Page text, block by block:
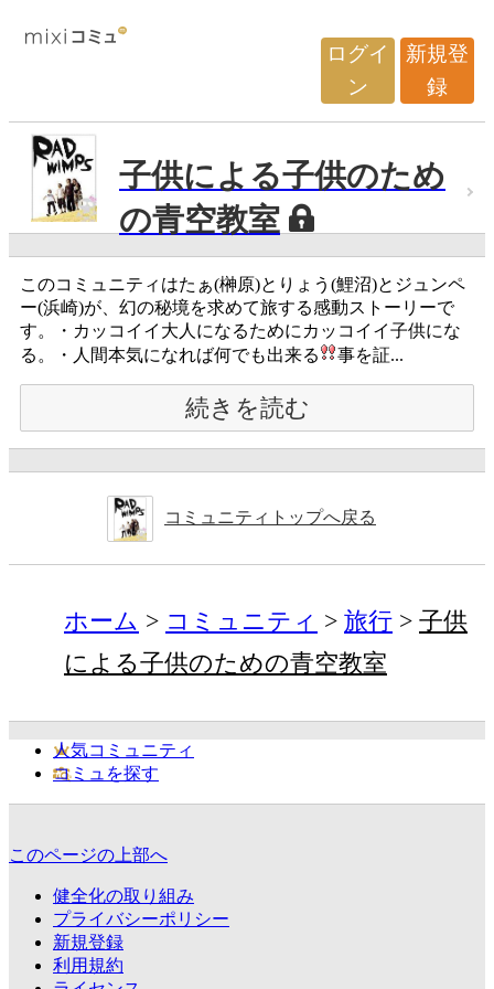
ログイ
ン
新規登
録
子供による子供のため
の青空教室
このコミュニティはたぁ(榊原)とりょう(鯉沼)とジュンペ
ー(浜崎)が、幻の秘境を求めて旅する感動ストーリーで
す。・カッコイイ大人になるためにカッコイイ子供にな
る。・人間本気になれば何でも出来る
事を証...
続きを読む
コミュニティトップへ戻る
ホーム コミュニティ 旅行
子供
による子供のための青空教室
人気コミュニティ
コミュを探す
このページの上部へ
健全化の取り組み
プライバシーポリシー
新規登録
利用規約